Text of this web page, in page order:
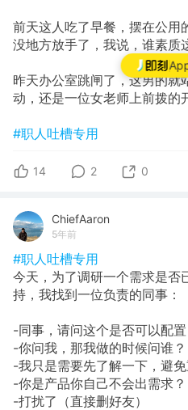
前天这人吃了早餐，摆在公用
没地方放手了，我说，谁素质
昨天办公室跳闸了，这男的就
动，还是一位女老师上前拨的
#职人吐槽专用
14 2 0
ChiefAaron
5年前
#职人吐槽专用
今天，为了调研一个需求是否
持，我找到一位负责的同事：
-同事，请问这个是否可以配置
-你问我，那我做的时候问谁？
-我只是需要先了解一下，避
-你是产品你自己不会出需求？
-打扰了（直接删好友）